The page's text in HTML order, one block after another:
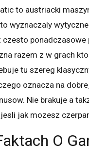
to austriacki
wyznaczaly
czesto
razem z w grach
tu szereg
oznacza na
Nie brakuje a
jak mozesz
O